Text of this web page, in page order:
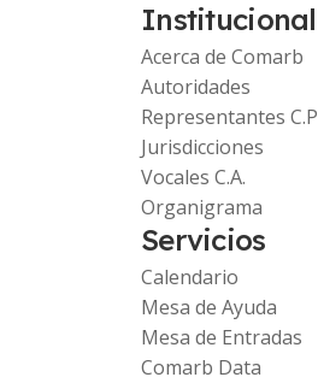
Institucional
Acerca de Comarb
Autoridades
Representantes C.P
Jurisdicciones
Vocales C.A.
Organigrama
Servicios
Calendario
Mesa de Ayuda
Mesa de Entradas
Comarb Data